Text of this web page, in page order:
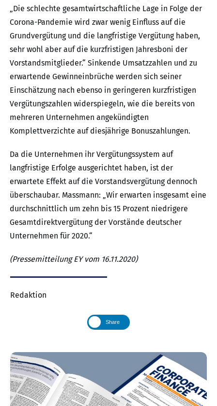
„Die schlechte gesamtwirtschaftliche Lage in Folge der
Corona-Pandemie wird zwar wenig Einfluss auf die
Grundvergütung und die langfristige Vergütung haben,
sehr wohl aber auf die kurzfristigen Jahresboni der
Vorstandsmitglieder.“ Sinkende Umsatzzahlen und zu
erwartende Gewinneinbrüche werden sich seiner
Einschätzung nach ebenso in geringeren kurzfristigen
Vergütungszahlen widerspiegeln, wie die bereits von
mehreren Unternehmen angekündigten
Komplettverzichte auf diesjährige Bonuszahlungen.
Da die Unternehmen ihr Vergütungssystem auf
langfristige Erfolge ausgerichtet haben, ist der
erwartete Effekt auf die Vorstandsvergütung dennoch
überschaubar. Massmann: „Wir erwarten insgesamt eine
durchschnittlich um zehn bis 15 Prozent niedrigere
Gesamtdirektvergütung der Vorstände deutscher
Unternehmen für 2020.“
(Pressemitteilung EY vom 16.11.2020)
Redaktion
Share